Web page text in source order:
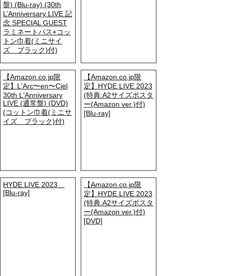
盤) (Blu-ray) (30th
L’Anniversary LIVE 記
念 SPECIAL GUEST
ラミネートパス+コッ
トン巾着(ミニサイ
ズ ブラック)付)
【Amazon.co.jp限
定】L'Arc〜en〜Ciel
30th L'Anniversary
LIVE (通常盤) (DVD)
(コットン巾着(ミニサ
イズ ブラック)付)
【Amazon.co.jp限
定】HYDE LIVE 2023
(特典:A2サイズポスタ
ー(Amazon ver.)付)
[Blu-ray]
HYDE LIVE 2023
[Blu-ray]
【Amazon.co.jp限
定】HYDE LIVE 2023
(特典:A2サイズポスタ
ー(Amazon ver.)付)
[DVD]